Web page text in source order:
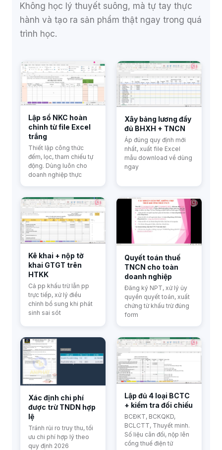
Không học lý thuyết suông, mà tự tay thực
hành và tạo ra sản phẩm thật ngay trong quá
trình học.
Lập sổ NKC hoàn
chỉnh từ file Excel
trắng
Thiết lập công thức
đếm, lọc, tham chiếu tự
động. Dùng luôn cho
doanh nghiệp thực
Xây bảng lương đầy
đủ BHXH + TNCN
Áp đúng quy định mới
nhất, xuất file Excel
mẫu download về dùng
ngay
Kê khai + nộp tờ
khai GTGT trên
HTKK
Cả pp khấu trừ lẫn pp
trực tiếp, xử lý điều
chỉnh bổ sung khi phát
sinh sai sót
Quyết toán thuế
TNCN cho toàn
doanh nghiệp
Đăng ký NPT, xử lý ủy
quyền quyết toán, xuất
chứng từ khấu trừ đúng
form
Xác định chi phí
được trừ TNDN hợp
lệ
Tránh rủi ro truy thu, tối
ưu chi phí hợp lý theo
quy định 2026
Lập đủ 4 loại BCTC
+ kiểm tra đối chiếu
BCĐKT, BCKQKD,
BCLCTT, Thuyết minh.
Số liệu cân đối, nộp lên
cổng thuế điện tử